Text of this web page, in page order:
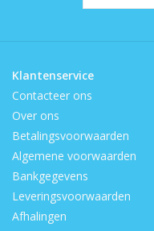
Klantenservice
Contacteer ons
Over ons
Betalingsvoorwaarden
Algemene voorwaarden
Bankgegevens
Leveringsvoorwaarden
Afhalingen